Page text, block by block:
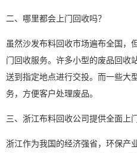
二、哪里都会上门回收吗？
虽然沙发布料回收市场遍布全国，
门回收服务。许多小型的废品回收
送到指定地点进行交投。而一些大
务，方便客户处理废品。
三、浙江布料回收公司提供全面上
浙江作为我国的经济强省，环保产